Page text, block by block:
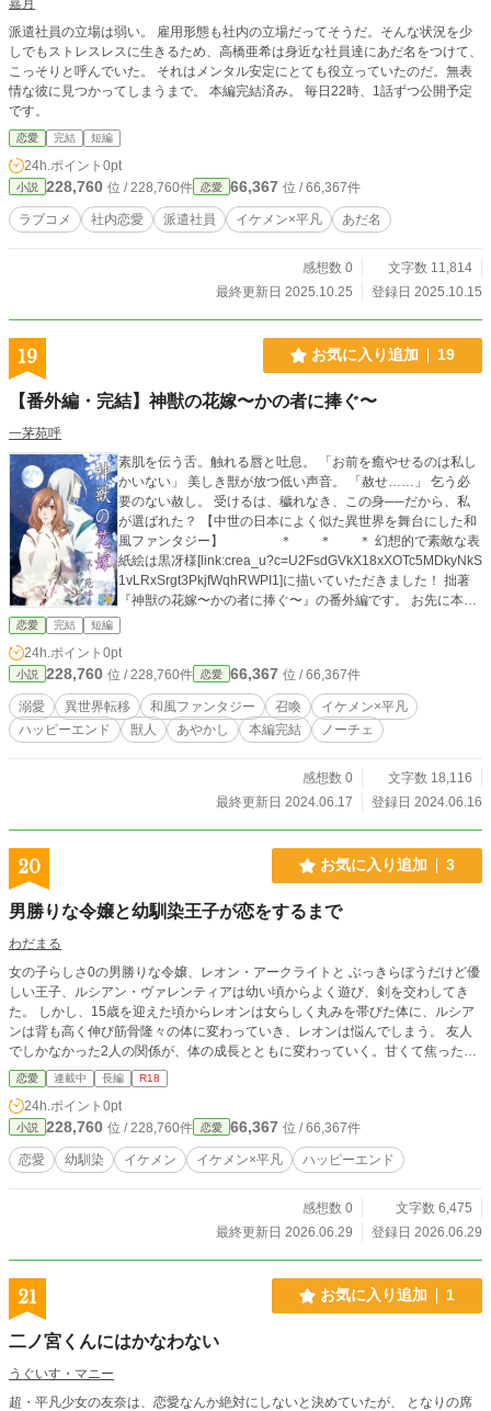
嘉月
派遣社員の立場は弱い。 雇用形態も社内の立場だってそうだ。そんな状況を少
しでもストレスレスに生きるため、高橋亜希は身近な社員達にあだ名をつけて、
こっそりと呼んでいた。 それはメンタル安定にとても役立っていたのだ。無表
情な彼に見つかってしまうまで。 本編完結済み。 毎日22時、1話ずつ公開予定
です。
恋愛 完結 短編
24h.ポイント 0pt
小説 228,760 位 / 228,760件 恋愛 66,367 位 / 66,367件
ラブコメ 社内恋愛 派遣社員 イケメン×平凡 あだ名
感想数 0
文字数 11,814
最終更新日 2025.10.25
登録日 2025.10.15
19 お気に入り追加 19
【番外編・完結】神獣の花嫁〜かの者に捧ぐ〜
一茅苑呼
素肌を伝う舌。触れる唇と吐息。 「お前を癒やせるのは私し
かいない」 美しき獣が放つ低い声音。 「赦せ……」 乞う必
要のない赦し。 受けるは、穢れなき、この身──だから、私
が選ばれた？ 【中世の日本によく似た異世界を舞台にした和
風ファンタジー】 ＊ ＊ ＊ 幻想的で素敵な表
紙絵は黒冴様[link:crea_u?c=U2FsdGVkX18xXOTc5MDkyNkS
1vLRxSrgt3PkjfWqhRWPI1]に描いていただきました！ 拙著
『神獣の花嫁〜かの者に捧ぐ〜』の番外編です。 お先に本編
をお読みいただければと思います。
恋愛 完結 短編
24h.ポイント 0pt
小説 228,760 位 / 228,760件 恋愛 66,367 位 / 66,367件
溺愛 異世界転移 和風ファンタジー 召喚
イケメン×平凡
ハッピーエンド
獣人 あやかし 本編完結 ノーチェ
感想数 0
文字数 18,116
最終更新日 2024.06.17
登録日 2024.06.16
20 お気に入り追加 3
男勝りな令嬢と幼馴染王子が恋をするまで
わだまる
女の子らしさ0の男勝りな令嬢、レオン・アークライトと ぶっきらぼうだけど優
しい王子、ルシアン・ヴァレンティアは幼い頃からよく遊び、剣を交わしてき
た。 しかし、15歳を迎えた頃からレオンは女らしく丸みを帯びた体に、ルシア
ンは背も高く伸び筋骨隆々の体に変わっていき、レオンは悩んでしまう。 友人
でしかなかった2人の関係が、体の成長とともに変わっていく。甘くて焦ったい
ラブストーリーです。
恋愛 連載中 長編 R18
24h.ポイント 0pt
小説 228,760 位 / 228,760件 恋愛 66,367 位 / 66,367件
恋愛 幼馴染 イケメン イケメン×平凡 ハッピーエンド
感想数 0
文字数 6,475
最終更新日 2026.06.29
登録日 2026.06.29
21 お気に入り追加 1
二ノ宮くんにはかなわない
うぐいす・マニー
超・平凡少女の友奈は、恋愛なんか絶対にしないと決めていたが、 となりの席